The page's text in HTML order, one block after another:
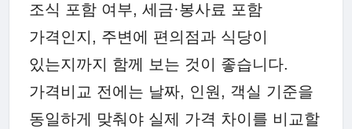
조식 포함 여부, 세금·봉사료 포함
가격인지, 주변에 편의점과 식당이
있는지까지 함께 보는 것이 좋습니다.
가격비교 전에는 날짜, 인원, 객실 기준을
동일하게 맞춰야 실제 가격 차이를 비교할